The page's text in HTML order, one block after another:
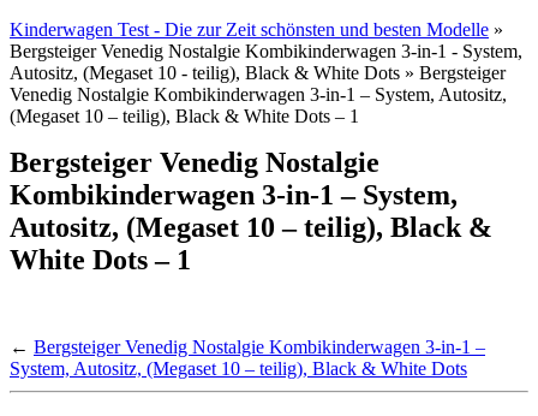
Kinderwagen Test - Die zur Zeit schönsten und besten Modelle »
Bergsteiger Venedig Nostalgie Kombikinderwagen 3-in-1 - System,
Autositz, (Megaset 10 - teilig), Black & White Dots » Bergsteiger
Venedig Nostalgie Kombikinderwagen 3-in-1 – System, Autositz,
(Megaset 10 – teilig), Black & White Dots – 1
Bergsteiger Venedig Nostalgie
Kombikinderwagen 3-in-1 – System,
Autositz, (Megaset 10 – teilig), Black &
White Dots – 1
← Bergsteiger Venedig Nostalgie Kombikinderwagen 3-in-1 –
System, Autositz, (Megaset 10 – teilig), Black & White Dots